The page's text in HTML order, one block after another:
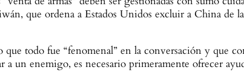
que ordena a Estados Unidos excluir a China de
todo fue “fenomenal” en la conversación y que
a un enemigo, es necesario primeramente ofrecer